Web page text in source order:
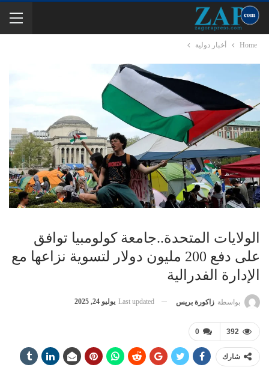
Home أخبار دولية
الولايات المتحدة..جامعة كولومبيا توافق
على دفع 200 مليون دولار لتسوية نزاعها مع
الإدارة الفدرالية
بواسطة زاكورة بريس Last updated يوليو 24, 2025
0 392
شارك